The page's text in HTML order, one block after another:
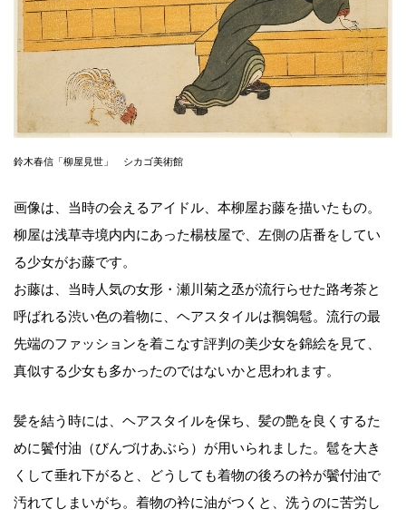
鈴木春信「柳屋見世」 シカゴ美術館
画像は、当時の会えるアイドル、本柳屋お藤を描いたもの。
柳屋は浅草寺境内内にあった楊枝屋で、左側の店番をしてい
る少女がお藤です。
お藤は、当時人気の女形・瀬川菊之丞が流行らせた路考茶と
呼ばれる渋い色の着物に、ヘアスタイルは鶺鴒髱。流行の最
先端のファッションを着こなす評判の美少女を錦絵を見て、
真似する少女も多かったのではないかと思われます。
髪を結う時には、ヘアスタイルを保ち、髪の艶を良くするた
めに鬢付油（びんづけあぶら）が用いられました。髱を大き
くして垂れ下がると、どうしても着物の後ろの衿が鬢付油で
汚れてしまいがち。着物の衿に油がつくと、洗うのに苦労し